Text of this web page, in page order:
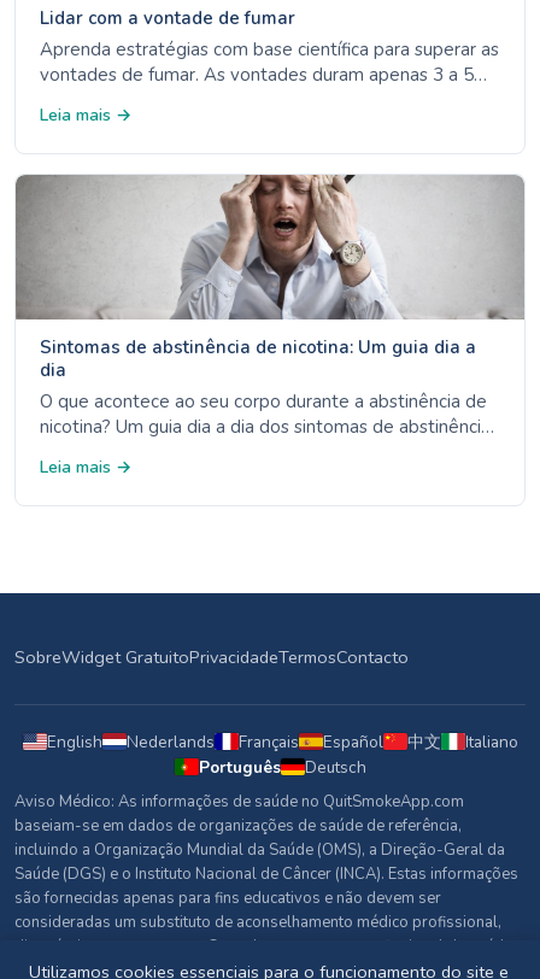
Lidar com a vontade de fumar
Aprenda estratégias com base científica para superar as
vontades de fumar. As vontades duram apenas 3 a 5
gestão de gatilhos.
Leia mais →
Sintomas de abstinência de nicotina: Um guia dia a
dia
O que acontece ao seu corpo durante a abstinência de
nicotina? Um guia dia a dia dos sintomas de abstinência,
semana 4, com base em dados de fontes de saúde de
referência.
Leia mais →
SobreWidget GratuitoPrivacidadeTermosContacto
English Nederlands Français Español 中文
Italiano
Português
Deutsch
Aviso Médico: As informações de saúde no QuitSmokeApp.com
baseiam-se em dados de organizações de saúde de referência,
incluindo a Organização Mundial da Saúde (OMS), a Direção-Geral da
Saúde (DGS) e o Instituto Nacional de Câncer (INCA). Estas informações
são fornecidas apenas para fins educativos e não devem ser
consideradas um substituto de aconselhamento médico profissional,
diagnóstico ou tratamento. Consulte sempre um profissional de saúde
qualificado com questões sobre a sua saúde.
Utilizamos cookies essenciais para o funcionamento do site e